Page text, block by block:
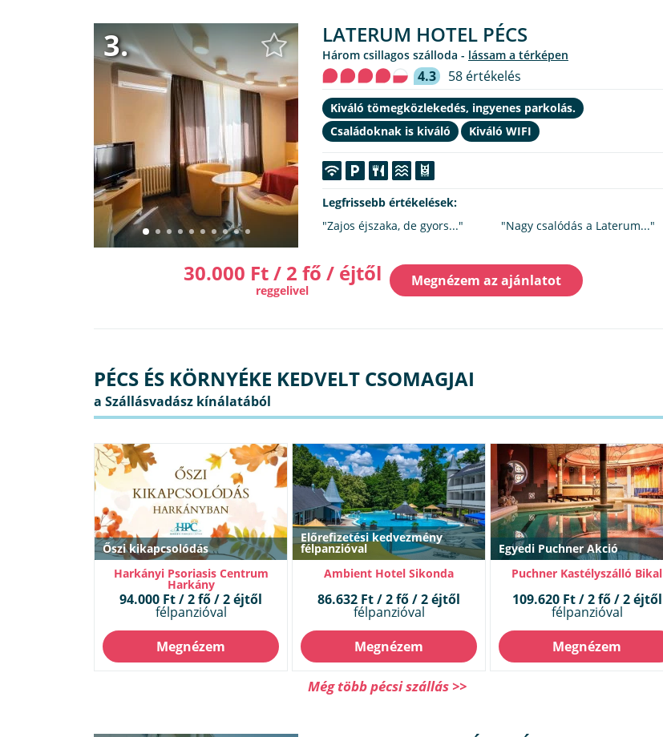
3. LATERUM HOTEL PÉCS
Három csillagos szálloda - lássam a térképen
4.3 58 értékelés
Kiváló tömegközlekedés, ingyenes parkolás.
Családoknak is kiváló
Kiváló WIFI
Legfrissebb értékelések:
"Zajos éjszaka, de gyors..."
"Nagy csalódás a Laterum..."
30.000 Ft / 2 fő / éjtől
reggelivel
Megnézem az ajánlatot
PÉCS ÉS KÖRNYÉKE KEDVELT CSOMAGJAI
Őszi kikapcsolódás
Harkányi Psoriasis Centrum
Harkány
94.000 Ft / 2 fő / 2 éjtől
félpanzióval
Megnézem
Előrefizetési kedvezmény
félpanzióval
Ambient Hotel Sikonda
86.632 Ft / 2 fő / 2 éjtől
félpanzióval
Megnézem
Egyedi Puchner Akció
Puchner Kastélyszálló Bikal
109.620 Ft / 2 fő / 2 éjtől
félpanzióval
Megnézem
Még több pécsi szállás >>